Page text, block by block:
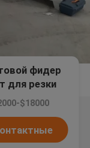
фидер
для резки
$18000